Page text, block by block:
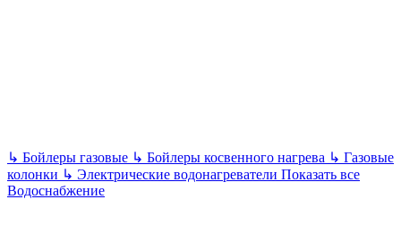
↳ Бойлеры газовые ↳ Бойлеры косвенного нагрева ↳ Газовые
колонки ↳ Электрические водонагреватели Показать все
Водоснабжение